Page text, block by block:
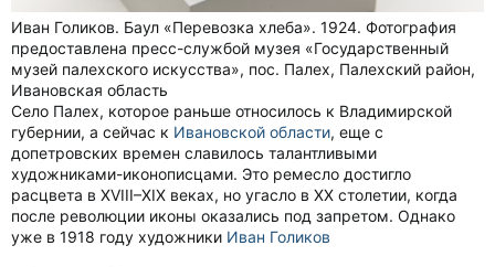
Иван Голиков. Баул «Перевозка хлеба». 1924. Фотография
предоставлена пресс-службой музея «Государственный
музей палехского искусства», пос. Палех, Палехский район,
Ивановская область
Село Палех, которое раньше относилось к Владимирской
губернии, а сейчас к Ивановской области, еще с
допетровских времен славилось талантливыми
художниками-иконописцами. Это ремесло достигло
расцвета в XVIII–XIX веках, но угасло в XX столетии, когда
после революции иконы оказались под запретом. Однако
уже в 1918 году художники Иван Голиков